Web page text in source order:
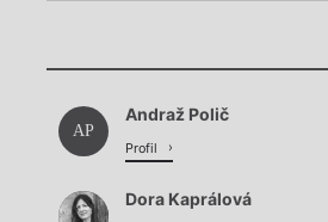
Načítá se.
Chviličku.
Načítá se.
AP
Andraž Polič
Profil
Dora Kaprálová